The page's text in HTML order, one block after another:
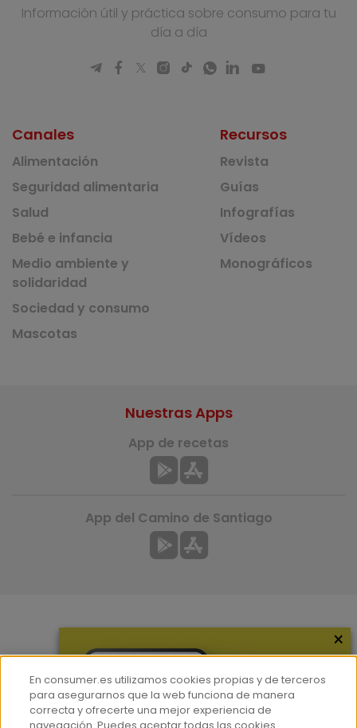
Información útil y práctica sobre consumo para tu
día a día
Canales
Alimentación
Seguridad alimentaria
Salud
Bebé e infancia
Medio ambiente y
solidaridad
Sociedad y consumo
Mascotas
Recursos
Revista
Guías
Infografías
Vídeos
Monográficos
Hemeroteca
Contacto
Nuestras Apps
App de recetas
App del Camino de Santiago
×
En consumer.es utilizamos cookies propias y de terceros
para asegurarnos que la web funciona de manera
correcta y ofrecerte una mejor experiencia de